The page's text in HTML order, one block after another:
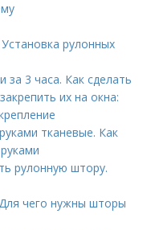
рулонных
3 часа. Как сделать
их на окна:
тканевые. Как
рулонную штору.
чего нужны шторы